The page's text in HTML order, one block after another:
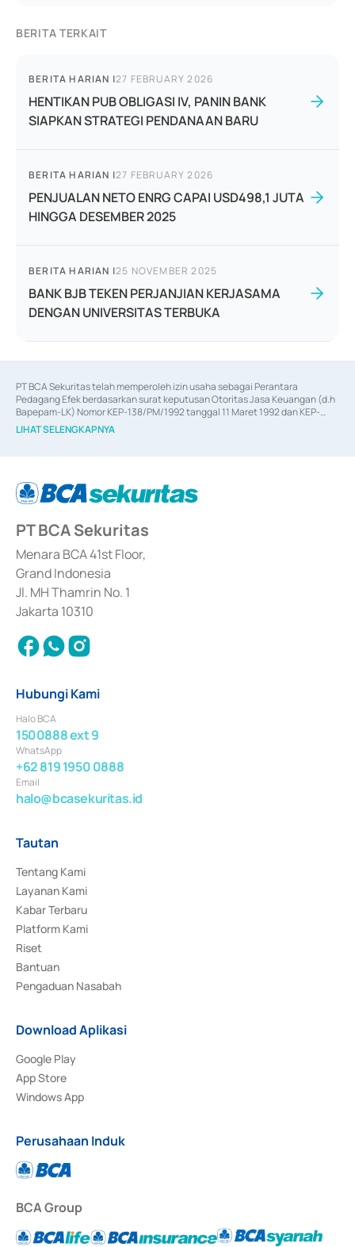
BERITA TERKAIT
BERITA HARIAN |27 FEBRUARY 2026
HENTIKAN PUB OBLIGASI IV, PANIN BANK
SIAPKAN STRATEGI PENDANAAN BARU
BERITA HARIAN |27 FEBRUARY 2026
PENJUALAN NETO ENRG CAPAI USD498,1 JUTA
HINGGA DESEMBER 2025
BERITA HARIAN |25 NOVEMBER 2025
BANK BJB TEKEN PERJANJIAN KERJASAMA
DENGAN UNIVERSITAS TERBUKA
PT BCA Sekuritas telah memperoleh izin usaha sebagai Perantara
Pedagang Efek berdasarkan surat keputusan Otoritas Jasa Keuangan (d.h
Bapepam-LK) Nomor KEP-138/PM/1992 tanggal 11 Maret 1992 dan KEP-
06/D.04/2014 tanggal 28 Februari 2014, izin usaha sebagai Penjamin Emisi
Efek berdasarkan surat keputusan Otoritas Jasa Keuangan Nomor KEP-
berdasarkan surat keputusan Otoritas Jasa Keuangan Nomor S-
67/PM.21/2017 tanggal 3 Februari 2017, dan beberapa izin usaha lainnya
Sertifikat Deposito di Pasar Uang yang izinnya diterbitkan pada tahun 2017
dan izin usaha lainnya dari Bank Indonesia sebagai Lembaga Pendukung
Penerbitan, Transaksi, serta Penatausahaan dan Penyelesaian Transaksi
Surat Berharga Komersial yang izinnya diterbitkan pada tahun 2018.
LIHAT SELENGKAPNYA
PT BCA Sekuritas
Menara BCA 41st Floor,
Grand Indonesia
Jl. MH Thamrin No. 1
Jakarta 10310
Hubungi Kami
Halo BCA
1500888 ext 9
WhatsApp
+62 819 1950 0888
Email
halo@bcasekuritas.id
Tautan
Tentang Kami
Layanan Kami
Kabar Terbaru
Platform Kami
Riset
Bantuan
Pengaduan Nasabah
Download Aplikasi
Google Play
App Store
Windows App
Perusahaan Induk
BCA Group